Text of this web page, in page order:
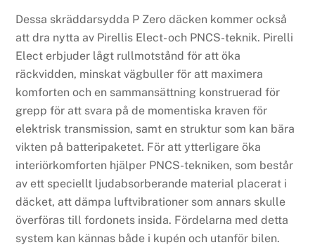
Dessa skräddarsydda P Zero däcken kommer också
att dra nytta av Pirellis Elect- och PNCS-teknik. Pirelli
Elect erbjuder lågt rullmotstånd för att öka
räckvidden, minskat vägbuller för att maximera
komforten och en sammansättning konstruerad för
grepp för att svara på de momentiska kraven för
elektrisk transmission, samt en struktur som kan bära
vikten på batteripaketet. För att ytterligare öka
interiörkomforten hjälper PNCS-tekniken, som består
av ett speciellt ljudabsorberande material placerat i
däcket, att dämpa luftvibrationer som annars skulle
överföras till fordonets insida. Fördelarna med detta
system kan kännas både i kupén och utanför bilen.